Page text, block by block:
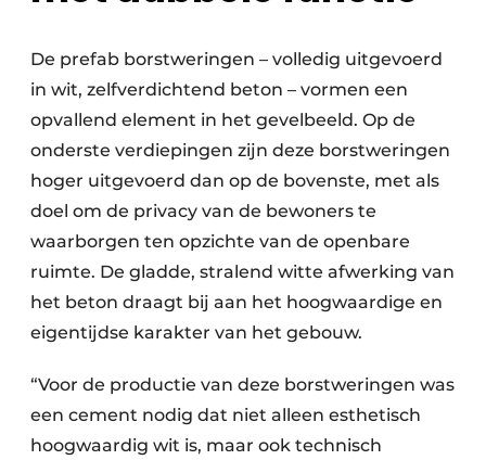
De prefab borstweringen – volledig uitgevoerd
in wit, zelfverdichtend beton – vormen een
opvallend element in het gevelbeeld. Op de
onderste verdiepingen zijn deze borstweringen
hoger uitgevoerd dan op de bovenste, met als
doel om de privacy van de bewoners te
waarborgen ten opzichte van de openbare
ruimte. De gladde, stralend witte afwerking van
het beton draagt bij aan het hoogwaardige en
eigentijdse karakter van het gebouw.
“Voor de productie van deze borstweringen was
een cement nodig dat niet alleen esthetisch
hoogwaardig wit is, maar ook technisch